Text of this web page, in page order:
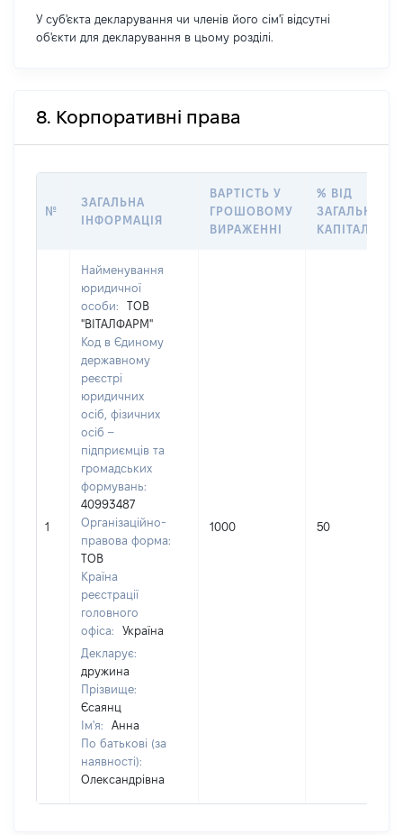
У суб'єкта декларування чи членів його сім'ї відсутні
об'єкти для декларування в цьому розділі.
8. Корпоративні права
№
ЗАГАЛЬНА
ІНФОРМАЦІЯ
ВАРТІСТЬ У
ГРОШОВОМУ
ВИРАЖЕННІ
% ВІД
ЗАГАЛЬНОГО
КАПІТАЛУ
1
Найменування
юридичної
особи:
ТОВ
"ВІТАЛФАРМ"
Код в Єдиному
державному
реєстрі
юридичних
осіб, фізичних
осіб –
підприємців та
громадських
формувань:
40993487
Організаційно-
правова форма:
ТОВ
Країна
реєстрації
головного
офіса:
Україна
Декларує:
дружина
Прізвище:
Єсаянц
Ім'я:
Анна
По батькові (за
наявності):
Олександрівна
1000 50